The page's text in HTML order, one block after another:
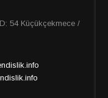
54 Küçükçekmece /